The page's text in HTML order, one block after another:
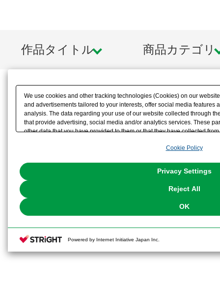
作品タイトル 商品カテゴリ
We use cookies and other tracking technologies (Cookies) on our
and advertisements tailored to your interests, offer social media features
analysis. The data regarding your use of our website collected through
that provide advertising, social media and/or analytics services. These
other data that you have provided to them or that they have collected
the use of all Cookies except for Strictly Necessary Cookies, please
You can change your consent or rejection settings at any time via
Cookie Policy
Privacy Settings
Reject All
OK
Powered by Internet Initiative Japan Inc.